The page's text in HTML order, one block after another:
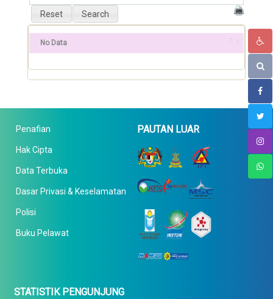
No Data
Penafian
Hak Cipta
Data Terbuka
Dasar Privasi & Keselamatan
Polisi
Buku Pelawat
PAUTAN LUAR
STATISTIK PENGUNJUNG